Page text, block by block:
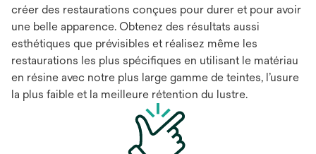
créer des restaurations conçues pour durer et pour avoir
une belle apparence. Obtenez des résultats aussi
esthétiques que prévisibles et réalisez même les
restaurations les plus spécifiques en utilisant le matériau
en résine avec notre plus large gamme de teintes, l’usure
la plus faible et la meilleure rétention du lustre.